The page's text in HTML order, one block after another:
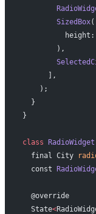
        SizedBox
(
          height:
        ),
      ],
    );
  }
}
class RadioWidget
  final City
  const
  @override
  State
<